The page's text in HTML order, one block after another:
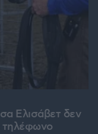
Ελισάβετ δεν
τηλέφωνο